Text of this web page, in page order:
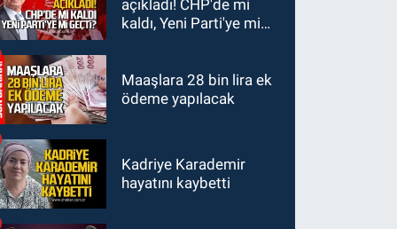
açıkladı! CHP'de mi
kaldı, Yeni Parti'ye mi
Maaşlara 28 bin lira ek
ödeme yapılacak
Kadriye Karademir
hayatını kaybetti